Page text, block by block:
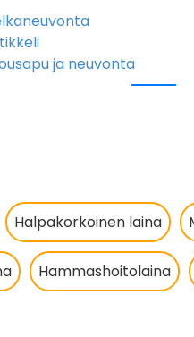
ja neuvonta
Halpakorkoinen laina
Hammashoitolaina